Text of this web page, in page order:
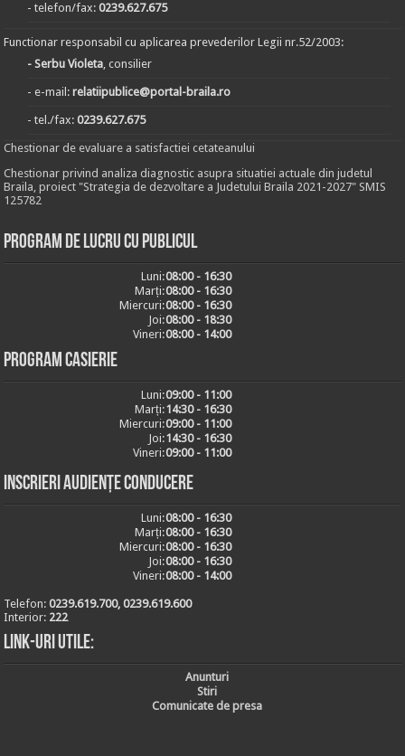
- telefon/fax:0239.627.675
Functionar responsabil cu aplicarea prevederilor Legii nr.52/2003:
- Serbu Violeta, consilier
- e-mail:relatiipublice@portal-braila.ro
- tel./fax:0239.627.675
Chestionar de evaluare a satisfactiei cetateanului
Chestionar privind analiza diagnostic asupra situatiei actuale din judetul
Braila, proiect "Strategia de dezvoltare a Judetului Braila 2021-2027" SMIS
125782
Program de lucru cu publicul
Luni:08:00 - 16:30
Marți:08:00 - 16:30
Miercuri:08:00 - 16:30
Joi:08:00 - 18:30
Vineri:08:00 - 14:00
Program casierie
Luni:09:00 - 11:00
Marți:14:30 - 16:30
Miercuri:09:00 - 11:00
Joi:14:30 - 16:30
Vineri:09:00 - 11:00
Inscrieri audiențe conducere
Luni:08:00 - 16:30
Marți:08:00 - 16:30
Miercuri:08:00 - 16:30
Joi:08:00 - 16:30
Vineri:08:00 - 14:00
Telefon:0239.619.700, 0239.619.600
Interior: 222
Link-uri utile:
Anunturi
Stiri
Comunicate de presa